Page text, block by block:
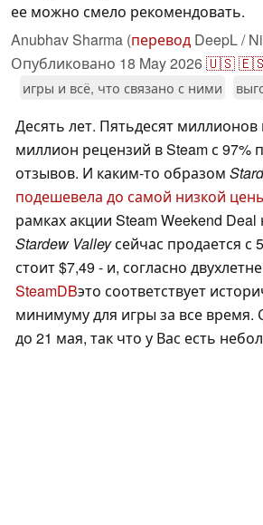
ее можно смело рекомендовать.
Anubhav Sharma (перевод DeepL /
Опубликовано 18 May 2026🇺🇸
игры и всё, что связано с ними
Десять лет. Пятьдесят
миллион рецензий в Steam с 97%
отзывов. И каким-то образом
подешевела до самой низкой
рамках акции Steam Weekend Deal
Stardew Valleyсейчас продается с
стоит $7,49 - и, согласно
SteamDBэто соответствует
минимуму для игры за все время.
до 21 мая, так что у Вас есть